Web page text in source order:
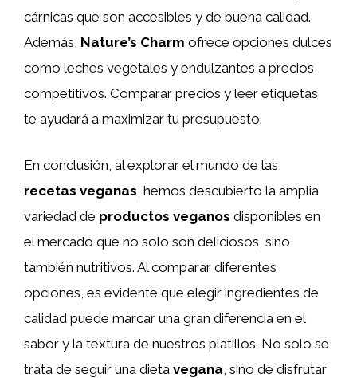
cárnicas que son accesibles y de buena calidad.
Además, Nature’s Charm ofrece opciones dulces
como leches vegetales y endulzantes a precios
competitivos. Comparar precios y leer etiquetas
te ayudará a maximizar tu presupuesto.
En conclusión, al explorar el mundo de las
recetas veganas , hemos descubierto la amplia
variedad de productos veganos disponibles en
el mercado que no solo son deliciosos, sino
también nutritivos. Al comparar diferentes
opciones, es evidente que elegir ingredientes de
calidad puede marcar una gran diferencia en el
sabor y la textura de nuestros platillos. No solo se
trata de seguir una dieta vegana , sino de disfrutar